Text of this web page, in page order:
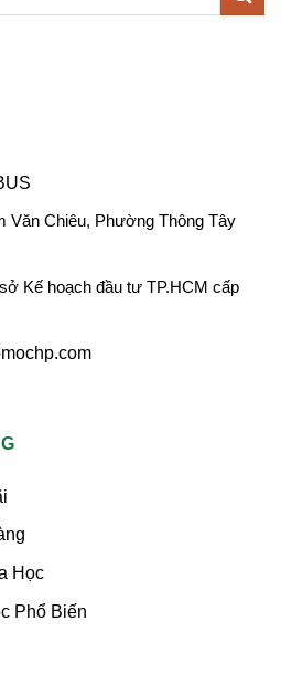
Văn Chiêu, Phường Thông Tây
Kế hoạch đầu tư TP.HCM cấp
Học
Phổ Biến